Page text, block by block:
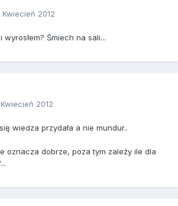
Kwiecień 2012
Śmiech na sali...
Kwiecień 2012
wiedza przydała a nie mundur..
oznacza dobrze, poza tym zależy ile dla